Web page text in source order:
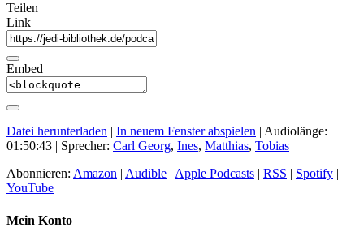
Teilen
Link
Embed
Datei herunterladen In neuem Fenster abspielen Audiolänge:
01:50:43 | Sprecher: Carl Georg, Ines, Matthias, Tobias
Abonnieren: Amazon Audible Apple Podcasts RSS Spotify
YouTube
Mein Konto